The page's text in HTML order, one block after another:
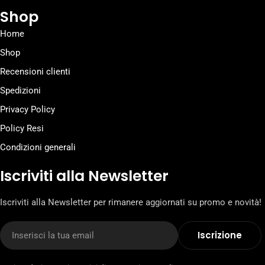
Shop
Home
Shop
Recensioni clienti
Spedizioni
Privacy Policy
Policy Resi
Condizioni generali
Iscriviti alla Newsletter
Iscriviti alla Newsletter per rimanere aggiornati su promo e novità!
E-
mail
Iscrizione